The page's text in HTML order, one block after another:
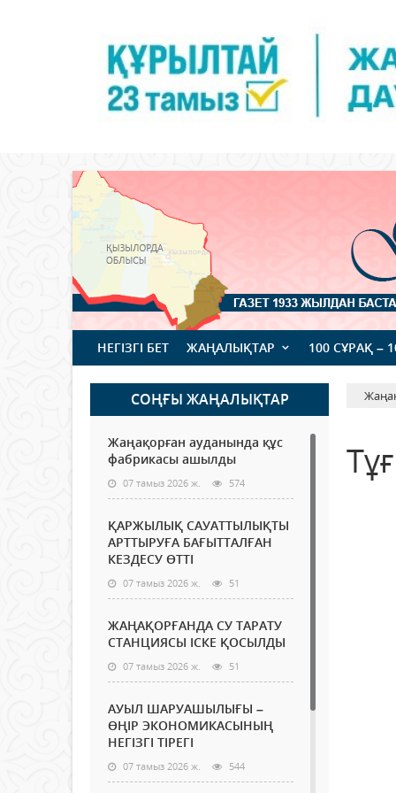
НЕГІЗГІ БЕТ ЖАҢАЛЫҚТАР 100 СҰРАҚ –
СОҢҒЫ ЖАҢАЛЫҚТАР
Жаңақорған ауданында құс
фабрикасы ашылды
07 тамыз 2026 ж. 574
ҚАРЖЫЛЫҚ САУАТТЫЛЫҚТЫ
АРТТЫРУҒА БАҒЫТТАЛҒАН
КЕЗДЕСУ ӨТТІ
07 тамыз 2026 ж. 51
ЖАҢАҚОРҒАНДА СУ ТАРАТУ
СТАНЦИЯСЫ ІСКЕ ҚОСЫЛДЫ
07 тамыз 2026 ж. 51
АУЫЛ ШАРУАШЫЛЫҒЫ –
ӨҢІР ЭКОНОМИКАСЫНЫҢ
НЕГІЗГІ ТІРЕГІ
07 тамыз 2026 ж. 544